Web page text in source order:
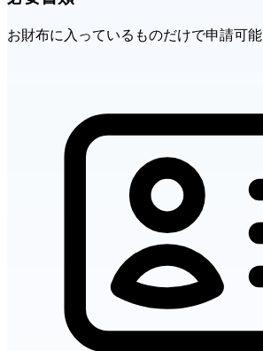
お財布に入っているものだけで申請可能